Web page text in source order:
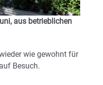
aus betrieblichen
wie gewohnt für
Besuch.